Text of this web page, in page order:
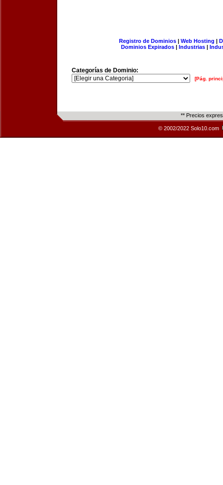
Registro de Dominios| Web Hosting |
Dominios Expirados | Industrias |
Categorías de Dominio:
[Pág.
** Precios
© 2002/2022 Solo10.com